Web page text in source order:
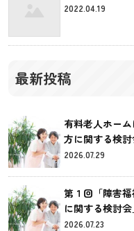
2022.04.19
最新投稿
有料老人ホー
方に関する検
2026.07.29
第１回「障害
に関する検討会
2026.07.23